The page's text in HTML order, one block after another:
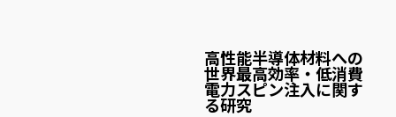
高性能半導体材料への
世界最高効率・低消費
電力スピン注入に関す
る研究